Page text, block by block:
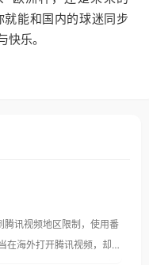
就能和国内的球迷同步
快乐。
腾讯视频地区限制，使用番